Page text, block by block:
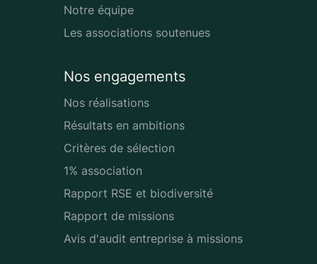
Notre équipe
Les associations soutenues
Nos engagements
Nos réalisations
Résultats en ambitions
Critères de sélection
1% association
Rapport RSE et biodiversité
Rapport de missions
Avis d'audit entreprise à missions